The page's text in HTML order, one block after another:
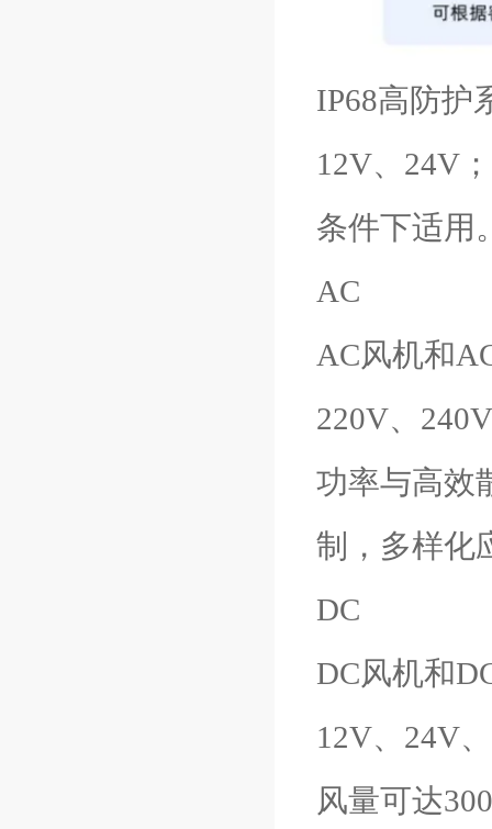
IP68高防护
12V、24V
条件下适用
AC
AC风机和
220V、
功率与高效
制，多样化
DC
DC风机和
12V、24V
风量可达